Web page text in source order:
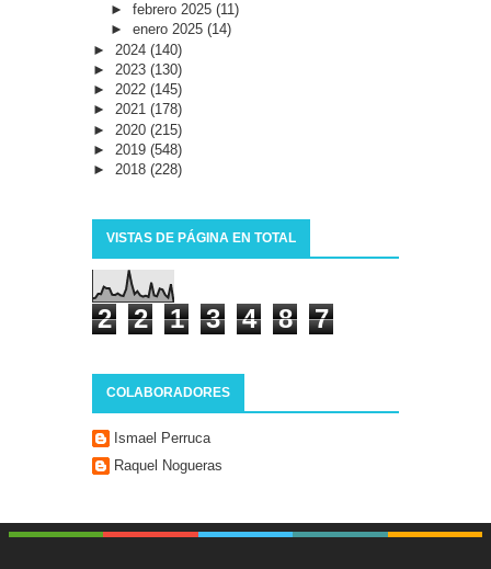
► febrero 2025 (11)
► enero 2025 (14)
► 2024 (140)
► 2023 (130)
► 2022 (145)
► 2021 (178)
► 2020 (215)
► 2019 (548)
► 2018 (228)
VISTAS DE PÁGINA EN TOTAL
2 2 1 3 4 8 7
COLABORADORES
Ismael Perruca
Raquel Nogueras